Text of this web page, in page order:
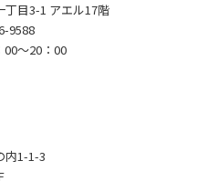
目3-1 アエル17階
9588
～20：00
内1-1-3